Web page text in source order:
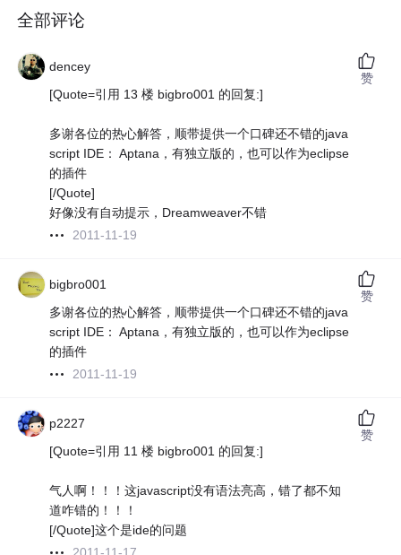
全部评论
dencey
[Quote=引用 13 楼 bigbro001 的回复:]
多谢各位的热心解答，顺带提供一个口碑还不错的java
script IDE： Aptana，有独立版的，也可以作为eclipse
的插件
[/Quote]
好像没有自动提示，Dreamweaver不错
2011-11-19
赞
bigbro001
多谢各位的热心解答，顺带提供一个口碑还不错的java
script IDE： Aptana，有独立版的，也可以作为eclipse
的插件
2011-11-19
赞
p2227
[Quote=引用 11 楼 bigbro001 的回复:]
气人啊！！！这javascript没有语法亮高，错了都不知
道咋错的！！！
[/Quote]这个是ide的问题
赞